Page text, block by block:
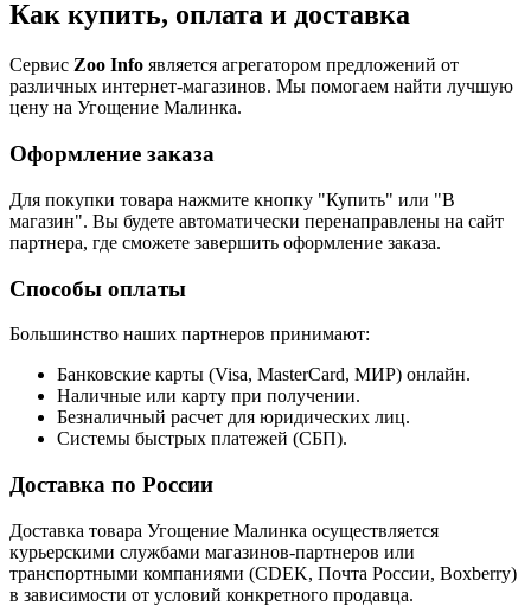
Как купить, оплата и доставка
Сервис Zoo Info является агрегатором предложений от
различных интернет-магазинов. Мы помогаем найти лучшую
цену на Угощение Малинка.
Оформление заказа
Для покупки товара нажмите кнопку "Купить" или "В
магазин". Вы будете автоматически перенаправлены на сайт
партнера, где сможете завершить оформление заказа.
Способы оплаты
Большинство наших партнеров принимают:
Банковские карты (Visa, MasterCard, МИР) онлайн.
Наличные или карту при получении.
Безналичный расчет для юридических лиц.
Системы быстрых платежей (СБП).
Доставка по России
Доставка товара Угощение Малинка осуществляется
курьерскими службами магазинов-партнеров или
транспортными компаниями (CDEK, Почта России, Boxberry)
в зависимости от условий конкретного продавца.